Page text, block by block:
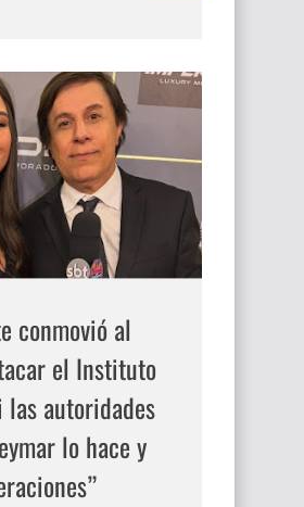
conmovió al
el Instituto
las autoridades
lo hace y